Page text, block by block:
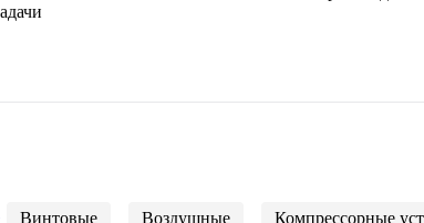
Винтовые Воздушные Компрессорные